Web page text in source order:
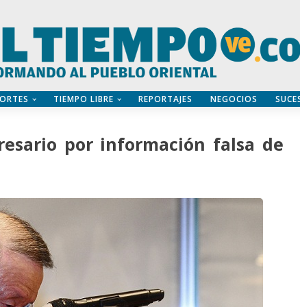
TIEMPO LIBRE REPORTAJES NEGOCIOS
por información falsa de